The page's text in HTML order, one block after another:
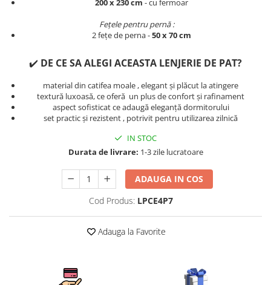
Lenjerii Damasc Egiptean King Size
Lenjerii De Pat, Finet Premium, 1
Persoana
Persoana
Fețele pentru pernă :
2 fețe de perna -50 x 70 cm
✔️ DE CE SA ALEGI ACEASTA LENJERIE DE PAT?
material din catifea moale , elegant și plăcut la atingere
textură luxoasă, ce oferă un plus de confort și rafinament
aspect sofisticat ce adaugă eleganță dormitorului
set practic și rezistent , potrivit pentru utilizarea zilnică
IN STOC
Durata de livrare: 1-3 zile lucratoare
ADAUGA IN COS
Cod Produs: LPCE4P7
Adauga la Favorite